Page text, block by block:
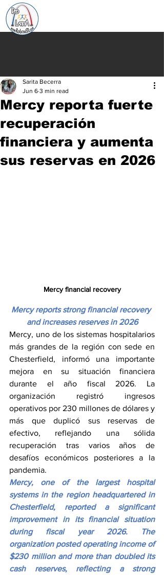
Mercy reporta fuerte
recuperación
financiera y aumenta
sus reservas en 2026
Sarita Becerra
Jun 6 3 min read
Mercy financial recovery
Mercy reports strong financial recovery
and increases reserves in 2026
Mercy, uno de los sistemas hospitalarios
más grandes de la región con sede en
Chesterfield, informó una importante
mejora en su situación financiera
durante el año fiscal 2026. La
organización registró ingresos
operativos por 230 millones de dólares y
más que duplicó sus reservas de
efectivo, reflejando una sólida
recuperación tras varios años de
desafíos económicos posteriores a la
pandemia.
Mercy, one of the largest hospital
systems in the region headquartered in
Chesterfield, reported a significant
improvement in its financial situation
during fiscal year 2026. The
organization posted operating income of
$230 million and more than doubled its
cash reserves, reflecting a strong